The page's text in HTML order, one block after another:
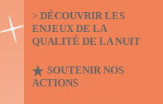
> DÉCOUVRIR LES
ENJEUX DE LA
QUALITÉ DE LA NUIT
SOUTENIR NOS
ACTIONS